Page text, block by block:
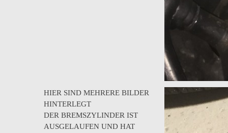
HIER SIND MEHRERE BILDER
HINTERLEGT
DER BREMSZYLINDER IST
AUSGELAUFEN UND HAT